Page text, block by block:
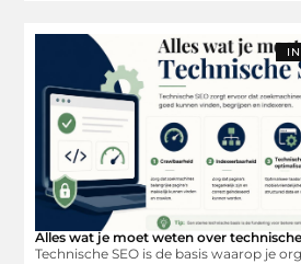
Alles wat je moet weten over
Technische SEO is de basis waarop je